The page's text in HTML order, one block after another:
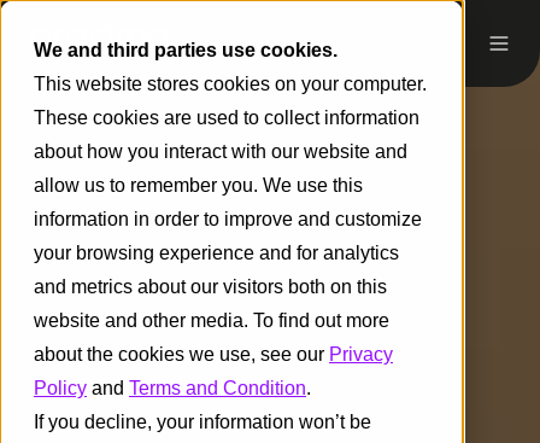
We and third parties use cookies.
This website stores cookies on your computer.
These cookies are used to collect information
about how you interact with our website and
allow us to remember you. We use this
information in order to improve and customize
your browsing experience and for analytics
and metrics about our visitors both on this
website and other media. To find out more
about the cookies we use, see our Privacy
Policy and Terms and Condition.
If you decline, your information won’t be